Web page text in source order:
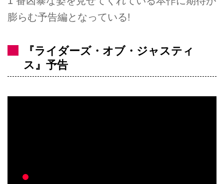
膨らむ予告編となっている!
『ライダーズ・オブ・ジャスティ
ス』予告